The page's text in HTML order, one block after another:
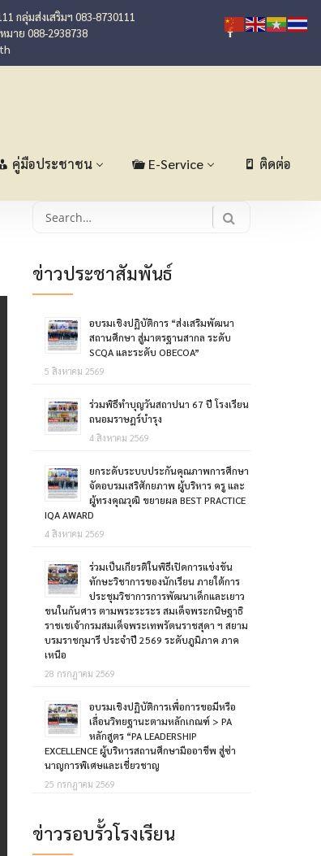
กลุ่มส่งเสริมฯ 083-8730111
มาย 088-2938738
คู่มือประชาชน E-Service ติดต่อ
Search
ข่าวประชาสัมพันธ์
อบรมเชิงปฏิบัติการ “ส่งเสริมพัฒนา
สถานศึกษา สู่มาตรฐานสากล ระดับ
SCQA และระดับ OBECOA”
5 สิงหาคม 2569
ร่วมพิธีทำบุญวันสถาปนา 67 ปี โรงเรียน
ถนอมราษฎร์บำรุง
4 สิงหาคม 2569
ยกระดับระบบประกันคุณภาพการศึกษา
จัดอบรมเสริศักยภาพ ผู้บริหาร ครู และ
ผู้ทรงคุณวุฒิ ขยายผล BEST PRACTICE
IQA AWARD
4 สิงหาคม 2569
ร่วมเป็นเกียรติในพิธีเปิดการแข่งขัน
ทักษะวิชาการของนักเรียน ภายใต้การ
ประชุมวิชาการการพัฒนาเด็กและเยาว
ขนในกันศาร ตามพระระระร สมเด็จพระกนิษฐาธิ
ราชเชเจ้ากรมสมเด็จพระเทพรัตนราชสุดา ฯ สยาม
บรมราชกุมารี ประจำปี 2569 ระดับภูมิภาค ภาค
เหนือ
28 กรกฎาคม 2569
อบรมเชิงปฏิบัติการเพื่อการขอมีหรือ
เลื่อนวิทยฐานะตามหลักเกณฑ์ > PA
หลักสูตร “PA LEADERSHIP
EXCELLENCE ผู้บริหารสถานศึกษามืออาชีพ สู่ซ่า
นาญการพิเศษและเชี่ยวชาญ
25 กรกฎาคม 2569
ข่าวรอบรั้วโรงเรียน